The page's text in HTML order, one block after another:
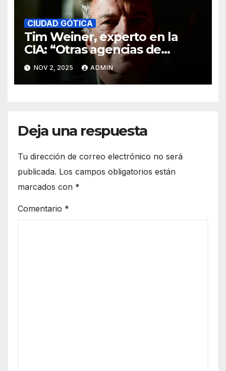
CIUDAD GÓTICA
Tim Weiner, experto en la
CIA: “Otras agencias de
inteligencia ya no colaboran
con EE. UU. por los chiflados
que metió Trump”.
NOV 2, 2025 ADMIN
Deja una respuesta
Tu dirección de correo electrónico no será
publicada. Los campos obligatorios están
marcados con *
Comentario *